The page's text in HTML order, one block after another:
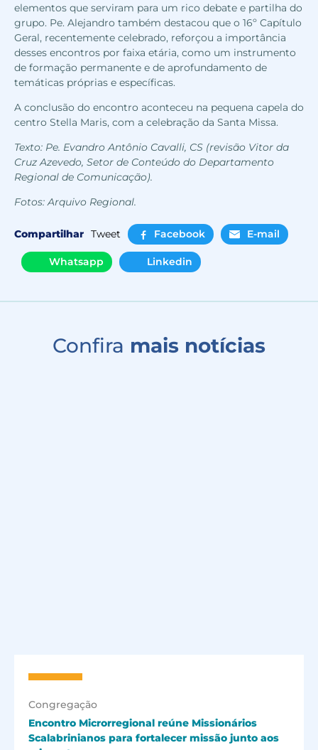
elementos que serviram para um rico debate e partilha do
grupo. Pe. Alejandro também destacou que o 16º Capítulo
Geral, recentemente celebrado, reforçou a importância
desses encontros por faixa etária, como um instrumento
de formação permanente e de aprofundamento de
temáticas próprias e específicas.
A conclusão do encontro aconteceu na pequena capela do
centro Stella Maris, com a celebração da Santa Missa.
Texto: Pe. Evandro Antônio Cavalli, CS (revisão Vitor da
Cruz Azevedo, Setor de Conteúdo do Departamento
Regional de Comunicação).
Fotos: Arquivo Regional.
Compartilhar Tweet Facebook E-mail
Whatsapp Linkedin
Confira mais notícias
Congregação
Encontro Microrregional reúne Missionários
Scalabrinianos para fortalecer missão junto aos